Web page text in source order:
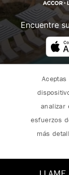
Encuentre
Copyright
analizar
esfuerzos
más